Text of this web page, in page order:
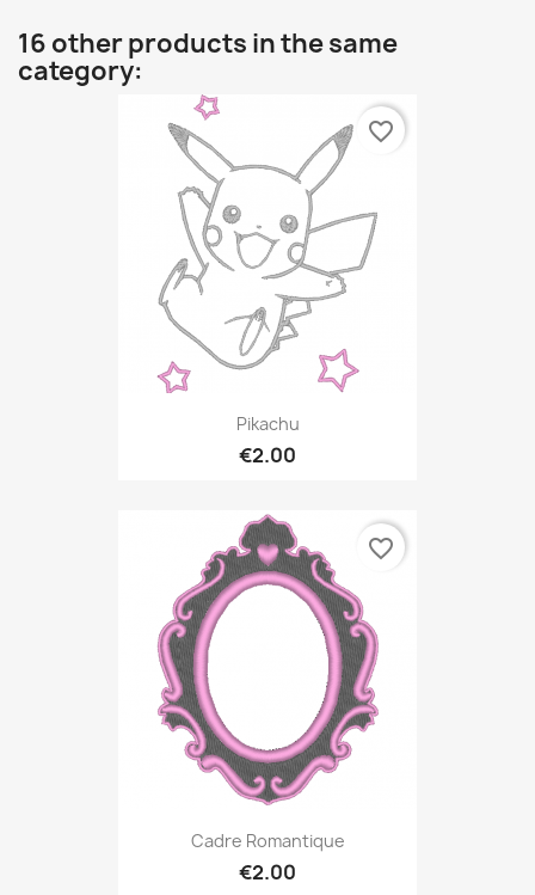
16 other products in the same
category:
Pikachu
€2.00
favorite_border
Cadre Romantique
€2.00
favorite_border